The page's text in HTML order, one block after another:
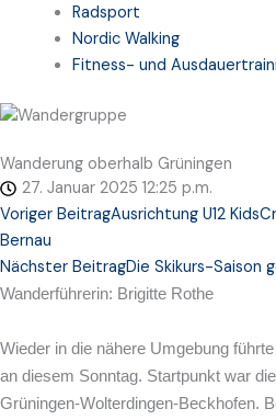
Radsport
Nordic Walking
Fitness- und
Wanderung oberhalb Grüningen
27. Januar 2025 12:25 p.m.
Voriger BeitragAusrichtung U12
Bernau
Nächster BeitragDie Skikurs-Saison
Wanderführerin: Brigitte Rothe
Wieder in die nähere Umgebung
an diesem Sonntag. Startpunkt war
Grüningen-Wolterdingen-Beckhofen.